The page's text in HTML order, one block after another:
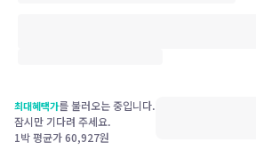
최대혜택가를 불러오는 중입니다.
잠시만 기다려 주세요.
1박 평균가60,927원